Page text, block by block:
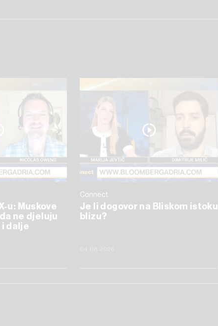
u: Muskove
ne djeluju
i dalje
Connect
Je li dogovor na Bliskom istoku
blizu?